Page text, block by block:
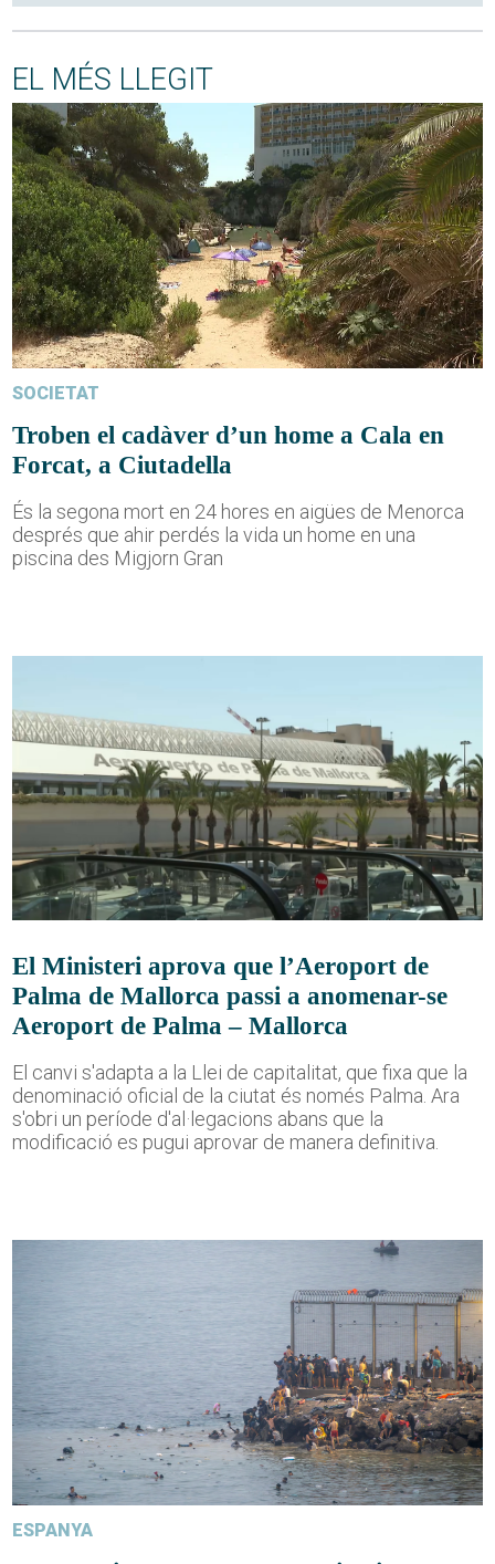
EL MÉS LLEGIT
SOCIETAT
Troben el cadàver d’un home a Cala en
Forcat, a Ciutadella
És la segona mort en 24 hores en aigües de Menorca
després que ahir perdés la vida un home en una
piscina des Migjorn Gran
El Ministeri aprova que l’Aeroport de
Palma de Mallorca passi a anomenar-se
Aeroport de Palma – Mallorca
El canvi s'adapta a la Llei de capitalitat, que fixa que la
denominació oficial de la ciutat és només Palma. Ara
s'obri un període d'al·legacions abans que la
modificació es pugui aprovar de manera definitiva.
ESPANYA